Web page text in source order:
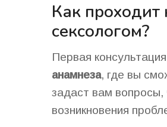
Как проходит
сексологом?
Первая
анамнеза, где вы
задаст вам
возникновения